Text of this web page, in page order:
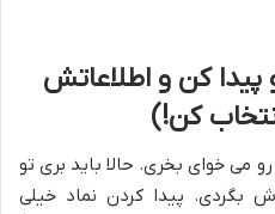
کن و اطلاعاتش
کن!)
خوای بخری. حالا باید بری تو
بگردی. پیدا کردن نماد خیلی